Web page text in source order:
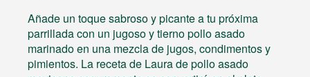
Añade un toque sabroso y picante a tu próxima
parrillada con un jugoso y tierno pollo asado
marinado en una mezcla de jugos, condimentos y
pimientos. La receta de Laura de pollo asado